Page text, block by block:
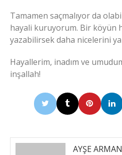
Tamamen saçmalıyor da
hayali kuruyorum. Bir köyün
yazabilirsek daha nicelerini
Hayallerim, inadım ve
inşallah!
AYŞE ARMAN